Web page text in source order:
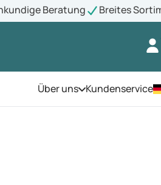
Beratung Breites
Über unsÖffnen Sie das
Kundenservice